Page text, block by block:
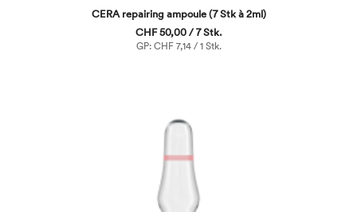
CERA repairing ampoule (7 Stk à 2ml)
CHF 50,00 / 7 Stk.
GP: CHF 7,14 / 1 Stk.